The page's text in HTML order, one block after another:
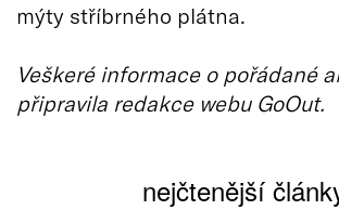
mýty stříbrného plátna.
Veškeré informace o pořádané
připravila redakce webu GoOut.
nejčtenější